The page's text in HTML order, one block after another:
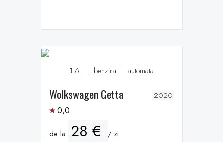
1.6L | benzina | automata
Wolkswagen Getta 2020
0,0
de la 28 € / zi